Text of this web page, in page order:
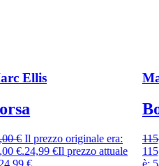
Marc Ellis
Borsa
115,00€ Il prezzo originale era:
115,00 €.58,00€Il prezzo attuale
è: 58,00 €.